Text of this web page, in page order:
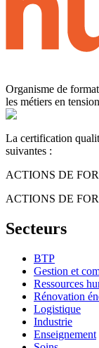
Organisme de
les métiers en
La certification
suivantes :
ACTIONS DE
ACTIONS DE
Secteurs
BTP
Gestion et
Ressources
Rénovation
Logistique
Industrie
Enseignement